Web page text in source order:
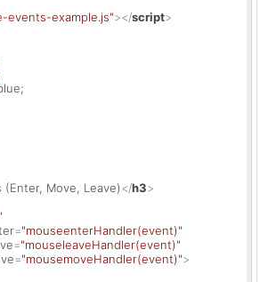
events-example.js"></script>
(Enter, Move, Leave)</h3>
="mouseenterHandler(event)"
="mouseleaveHandler(event)"
="mousemoveHandler(event)">